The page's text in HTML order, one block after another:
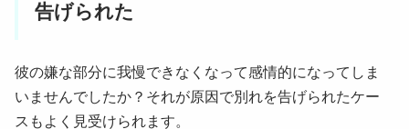
告げられた
彼の嫌な部分に我慢できなくなって感情的になってしま
いませんでしたか？それが原因で別れを告げられたケー
スもよく見受けられます。